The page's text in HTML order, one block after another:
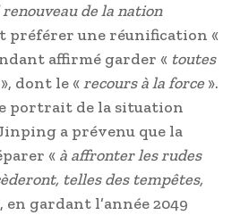
de la nation
préférer une réunification «
affirmé garder « toutes
dont le «recours à la force».
portrait de la situation
a prévenu que la
« à affronter les rudes
telles des tempêtes,
en gardant l’année 2049